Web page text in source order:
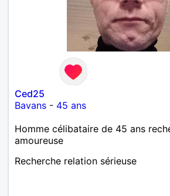
Ced25
Bavans - 45 ans
Homme célibataire de 45 ans
amoureuse
Recherche relation sérieuse